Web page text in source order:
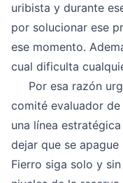
uribista y durante
por solucionar ese
ese momento.
cual dificulta
Por esa razón
comité evaluador
una línea
dejar que se
Fierro siga solo y